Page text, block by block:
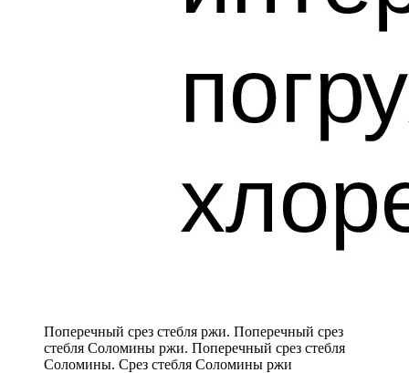
Поперечный срез стебля ржи. Поперечный срез
стебля Соломины ржи. Поперечный срез стебля
Соломины. Срез стебля Соломины ржи